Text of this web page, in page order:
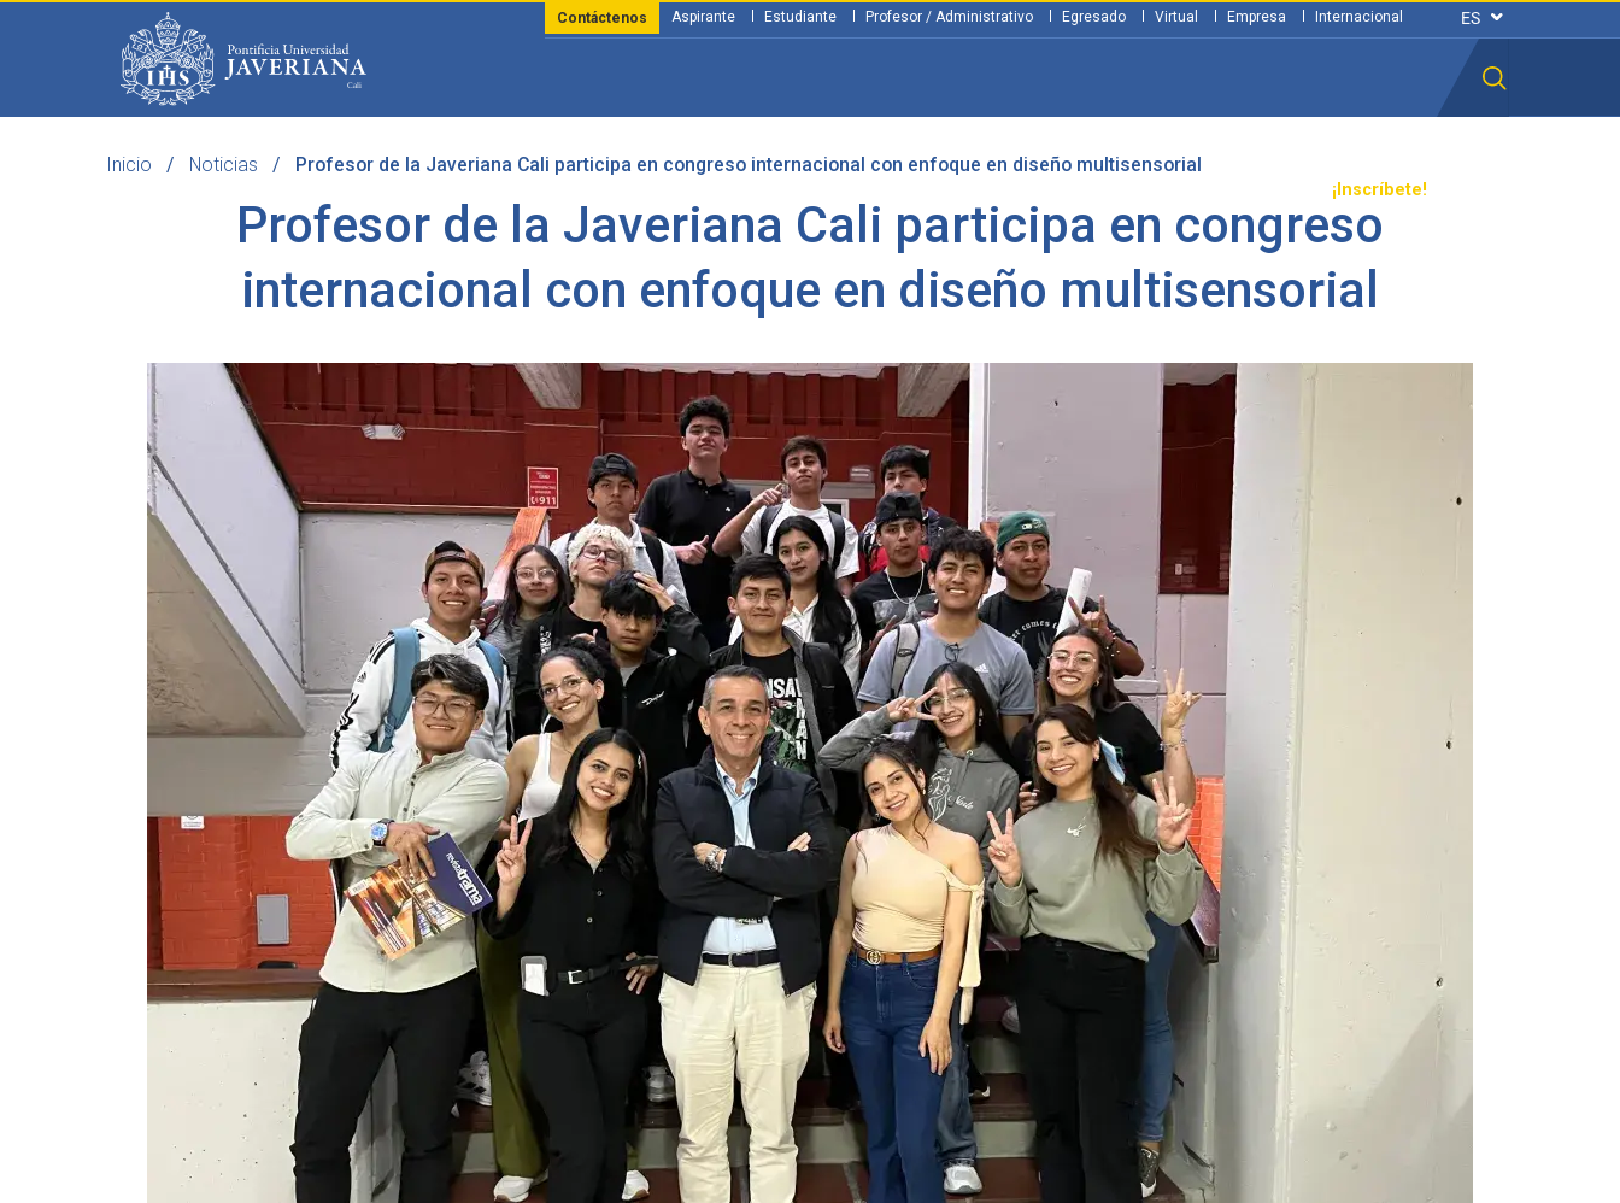
¡Inscríbete!
Aspirante Estudiante Profesor / Administrativo Egresado Virtual Empresa Internacional
Contáctenos
Inicio Noticias Profesor de la Javeriana Cali participa en congreso internacional con enfoque en diseño multisensorial
Profesor de la Javeriana Cali participa en congreso
internacional con enfoque en diseño multisensorial